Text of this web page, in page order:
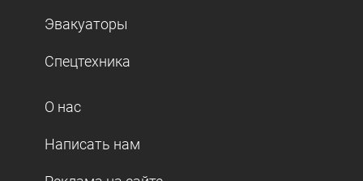
Эвакуаторы
Спецтехника
О нас
Написать нам